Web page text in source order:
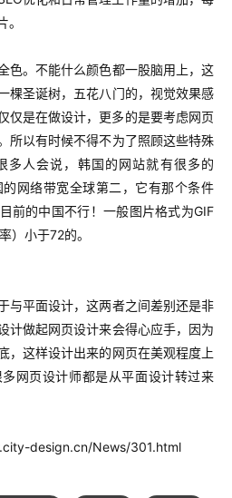
色。不能什么颜色都一股脑用上，这
棵圣诞树，五花八门的，视觉效果感
仅是在做设计，更多的是要考虑网页
所以有时候不得不为了照顾这些特殊
多人会说，韩国的网站就有很多的
网络带宽全球第二，它有那个条件
前的中国不行！ 一般图片格式为GIF
）小于72的。
与平面设计，这两者之间差别还是非
计做起网页设计来会得心应手，因为
，这样设计出来的网页在美观程度上
网页设计师都是从平面设计转过来
design.cn/News/301.html